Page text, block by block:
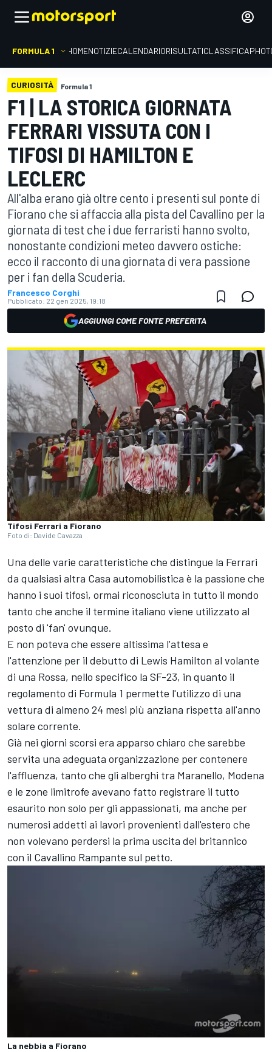
FORMULA 1 HOMENOTIZIECALENDARIORISULTATICLASSIFICA
CURIOSITÀ Formula 1
F1 | LA STORICA GIORNATA
FERRARI VISSUTA CON I
TIFOSI DI HAMILTON E
LECLERC
All'alba erano già oltre cento i presenti sul ponte di
Fiorano che si affaccia alla pista del Cavallino per la
giornata di test che i due ferraristi hanno svolto,
nonostante condizioni meteo davvero ostiche:
ecco il racconto di una giornata di vera passione
per i fan della Scuderia.
Francesco Corghi
Pubblicato: 22 gen 2025, 19:18
AGGIUNGI COME FONTE PREFERITA
Tifosi Ferrari a Fiorano
Foto di: Davide Cavazza
Una delle varie caratteristiche che distingue la Ferrari
da qualsiasi altra Casa automobilistica è la passione che
hanno i suoi tifosi, ormai riconosciuta in tutto il mondo
tanto che anche il termine italiano viene utilizzato al
posto di 'fan' ovunque.
E non poteva che essere altissima l'attesa e
l'attenzione per il debutto di Lewis Hamilton al volante
di una Rossa, nello specifico la SF-23, in quanto il
regolamento di Formula 1 permette l'utilizzo di una
vettura di almeno 24 mesi più anziana rispetta all'anno
solare corrente.
Già nei giorni scorsi era apparso chiaro che sarebbe
servita una adeguata organizzazione per contenere
l'affluenza, tanto che gli alberghi tra Maranello, Modena
e le zone limitrofe avevano fatto registrare il tutto
esaurito non solo per gli appassionati, ma anche per
numerosi addetti ai lavori provenienti dall'estero che
non volevano perdersi la prima uscita del britannico
con il Cavallino Rampante sul petto.
La nebbia a Fiorano